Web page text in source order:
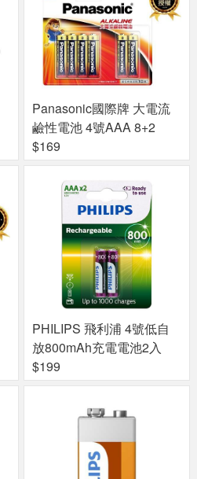
Panasonic國際牌 大電流
鹼性電池 4號AAA 8+2
$169
PHILIPS 飛利浦 4號低自
放800mAh充電電池2入
$199